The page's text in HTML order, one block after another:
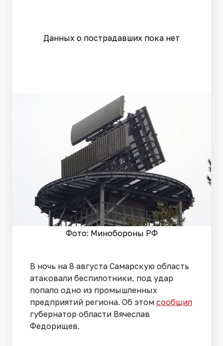
Данных о пострадавших пока нет
Фото: Минобороны РФ
В ночь на 8 августа Самарскую область
атаковали беспилотники, под удар
попало одно из промышленных
предприятий региона. Об этом сообщил
губернатор области Вячеслав
Федорищев.